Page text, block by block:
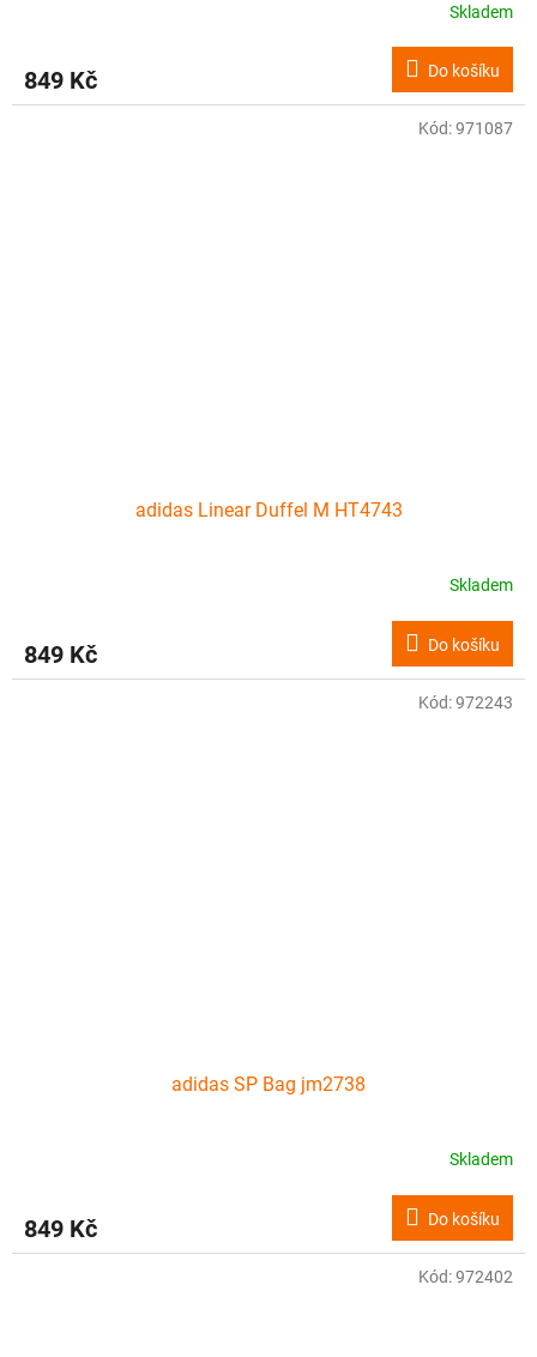
Skladem
849 Kč Do košíku
adidas Linear Duffel M HT4743
Skladem
849 Kč Do košíku
Kód:971087
adidas SP Bag jm2738
Skladem
849 Kč Do košíku
Kód:972243
Kód:972402